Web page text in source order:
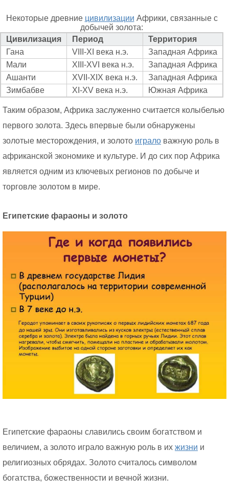
Некоторые древние цивилизации Африки, связанные с
добычей золота:
Цивилизация
Период
Территория
Гана
VIII-XI века н.э.
Западная Африка
Мали
XIII-XVI века н.э.
Западная Африка
Ашанти
XVII-XIX века н.э.
Западная Африка
Зимбабве
XI-XV века н.э. Южная Африка
Таким образом, Африка заслуженно считается колыбелью
первого золота. Здесь впервые были обнаружены
золотые месторождения, и золото играло важную роль в
африканской экономике и культуре. И до сих пор Африка
является одним из ключевых регионов по добыче и
торговле золотом в мире.
Египетские фараоны и золото
Египетские фараоны славились своим богатством и
величием, а золото играло важную роль в их жизни и
религиозных обрядах. Золото считалось символом
богатства, божественности и вечной жизни.